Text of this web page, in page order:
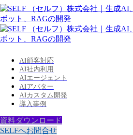
AI顧客対応
AI社内利用
AIエージェント
AIアバター
AIカスタム開発
導入事例
資料ダウンロード
SELFへお問合せ